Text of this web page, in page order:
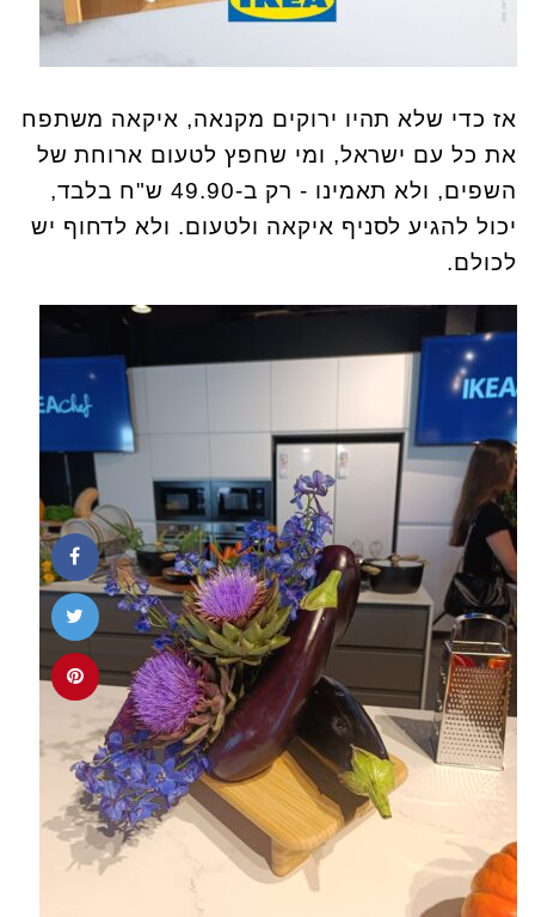
אז כדי שלא תהיו ירוקים מקנאה, איקאה משתפח
את כל עם ישראל, ומי שחפץ לטעום ארוחת של
השפים, ולא תאמינו - רק ב-49.90 ש"ח בלבד,
יכול להגיע לסניף איקאה ולטעום. ולא לדחוף יש
לכולם.